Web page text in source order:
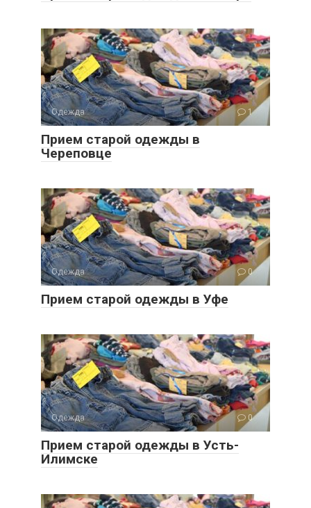
Одежда 1
Прием старой одежды в
Череповце
Одежда 0
Прием старой одежды в Уфе
Одежда 0
Прием старой одежды в Усть-
Илимске